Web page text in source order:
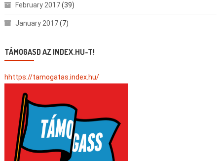
February 2017(39)
January 2017(7)
TÁMOGASD AZ INDEX.HU-T!
hhttps://tamogatas.index.hu/